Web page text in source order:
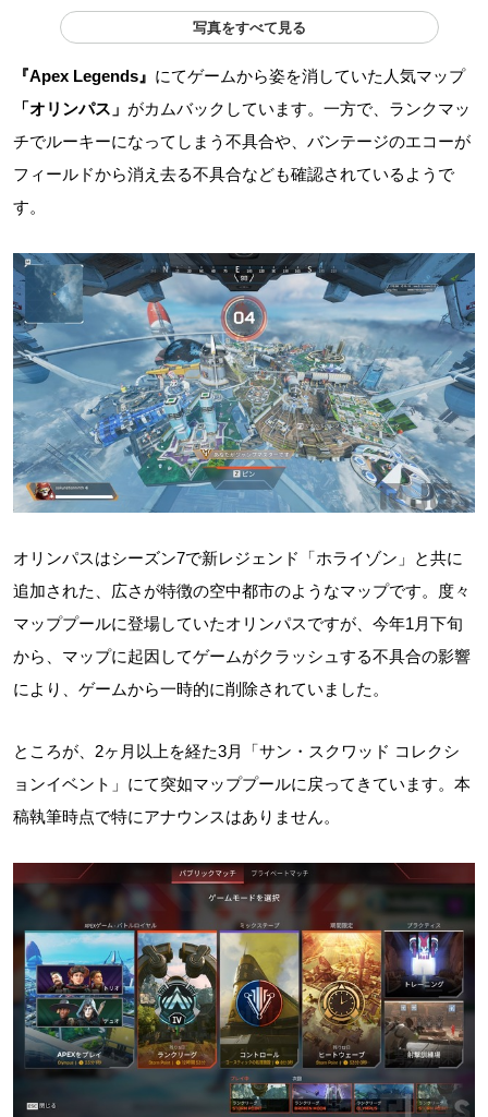
写真をすべて見る
『Apex Legends』 にてゲームから姿を消していた人気マップ
「オリンパス」 がカムバックしています。一方で、ランクマッ
チでルーキーになってしまう不具合や、バンテージのエコーが
フィールドから消え去る不具合なども確認されているようで
す。
オリンパスはシーズン7で新レジェンド「ホライゾン」と共に
追加された、広さが特徴の空中都市のようなマップです。度々
マッププールに登場していたオリンパスですが、今年1月下旬
から、マップに起因してゲームがクラッシュする不具合の影響
により、ゲームから一時的に削除されていました。
ところが、2ヶ月以上を経た3月「サン・スクワッド コレクシ
ョンイベント」にて突如マッププールに戻ってきています。本
稿執筆時点で特にアナウンスはありません。